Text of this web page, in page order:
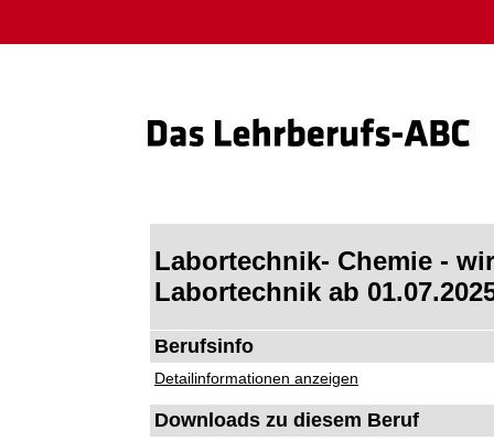
Labortechnik- Chemie -
Labortechnik ab
Berufsinfo
Detailinformationen anzeigen
Downloads zu diesem Beruf